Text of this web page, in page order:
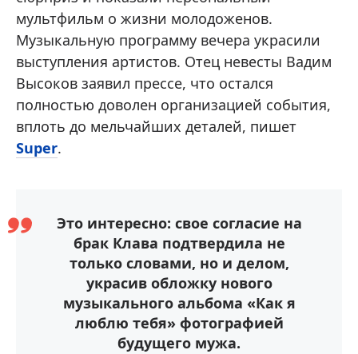
мультфильм о жизни молодоженов.
Музыкальную программу вечера украсили
выступления артистов. Отец невесты Вадим
Высоков заявил прессе, что остался
полностью доволен организацией события,
вплоть до мельчайших деталей, пишет
Super.
Это интересно: свое согласие на
брак Клава подтвердила не
только словами, но и делом,
украсив обложку нового
музыкального альбома «Как я
люблю тебя» фотографией
будущего мужа.